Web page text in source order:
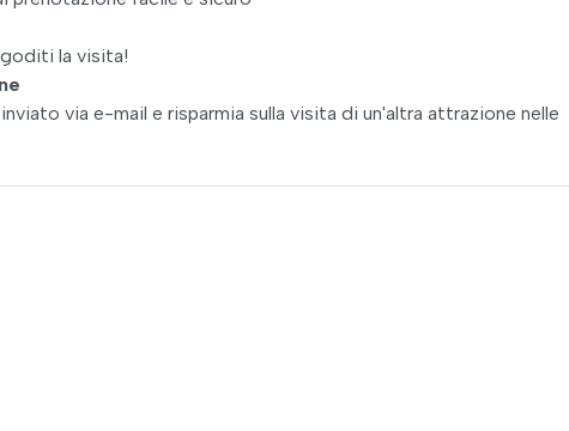
la visita!
via e-mail e risparmia sulla visita di un'altra attrazione nelle